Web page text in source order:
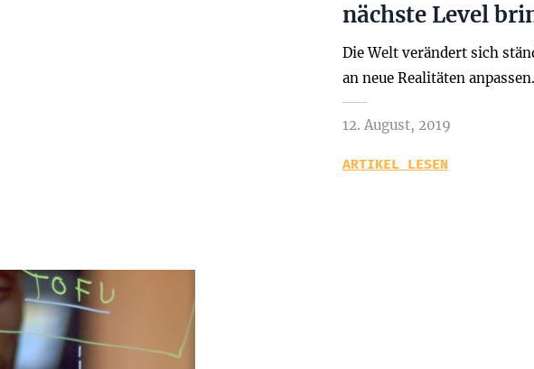
nächste Level
Die Welt verändert sich
an neue Realitäten anpassen.
12. August, 2019
ARTIKEL LESEN